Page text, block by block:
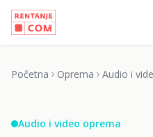
Početna Oprema Audio i
Audio i video oprema